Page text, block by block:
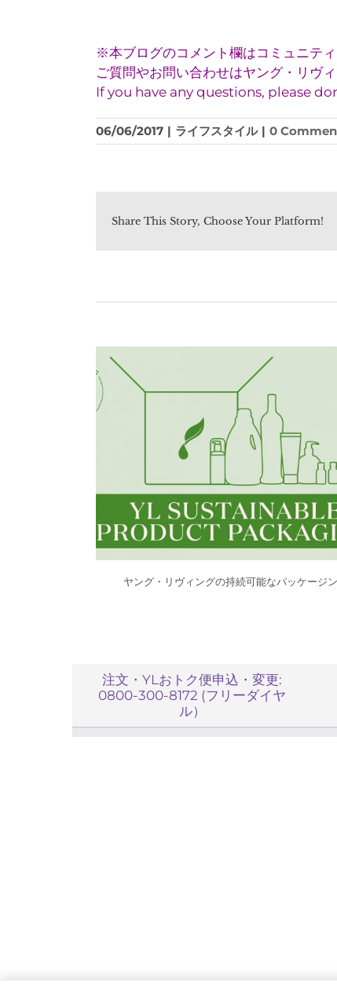
※本ブログのコメント欄はコミュニテ
ご質問やお問い合わせはヤング・リヴ
If you have any questions, please
06/06/2017 | ライフスタイル | 0
Share This Story, Choose Your Platform!
ヤング・リヴィングの持続可能なパッケージ
注文・YLおトク便申込・変更:
0800-300-8172 (フリーダイヤ
ル）